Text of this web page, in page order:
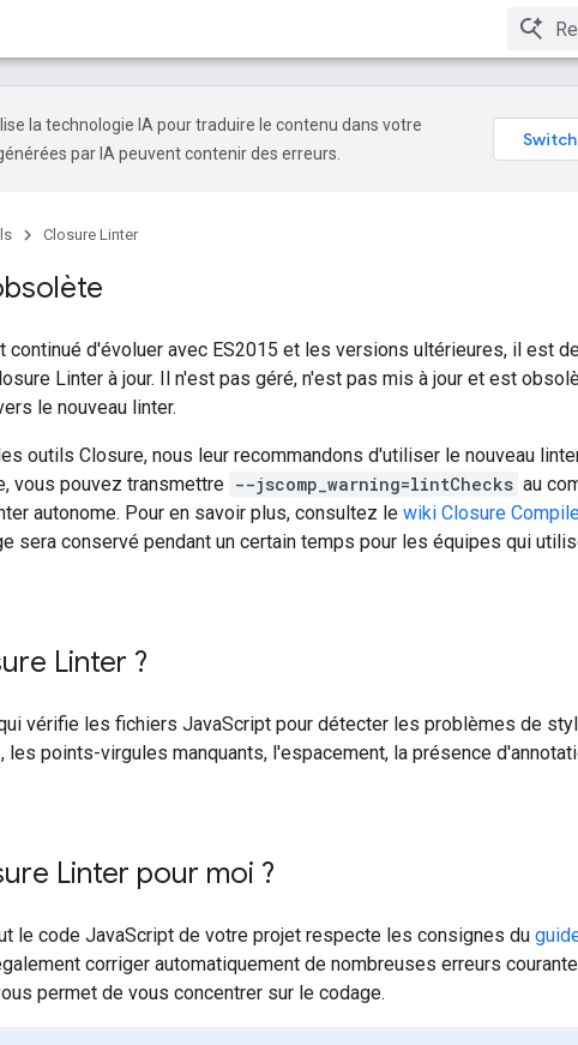
la technologie IA pour traduire le contenu dans votre
par IA peuvent contenir des erreurs.
Closure Linter
continué d'évoluer avec ES2015 et les versions ultérieures, il est
Linter à jour. Il n'est pas géré, n'est pas mis à jour et est
le nouveau linter.
outils Closure, nous leur recommandons d'utiliser le nouveau
vous pouvez transmettre --jscomp_warning=lintChecks au
autonome. Pour en savoir plus, consultez le wiki Closure
sera conservé pendant un certain temps pour les équipes qui
Linter ?
vérifie les fichiers JavaScript pour détecter les problèmes de
les points-virgules manquants, l'espacement, la présence
Linter pour moi ?
le code JavaScript de votre projet respecte les consignes du
corriger automatiquement de nombreuses erreurs
permet de vous concentrer sur le codage.